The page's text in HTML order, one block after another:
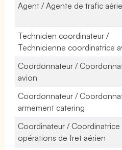
Agent / Agente de trafic
Technicien coordinateur /
Technicienne coordinatrice
Coordonnateur /
avion
Coordonnateur /
armement catering
Coordinateur / Coordinatrice
opérations de fret aérien